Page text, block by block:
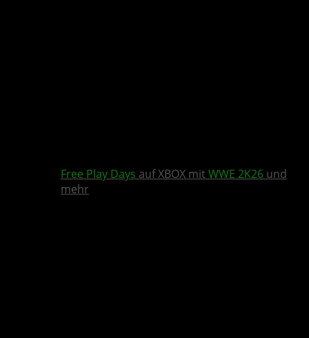
Free Play Days auf XBOX mit WWE 2K26 und
mehr